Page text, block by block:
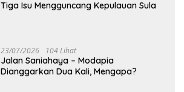
Tiga Isu Mengguncang Kepulauan Sula
23/07/2026 104 Lihat
Jalan Saniahaya – Modapia
Dianggarkan Dua Kali, Mengapa?